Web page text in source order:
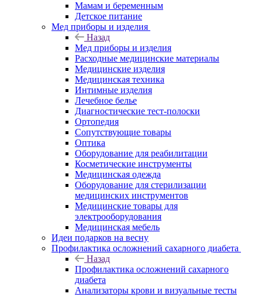
Мамам и беременным
Детское питание
Мед приборы и изделия
Назад
Мед приборы и изделия
Расходные медицинские материалы
Медицинские изделия
Медицинская техника
Интимные изделия
Лечебное белье
Диагностические тест-полоски
Ортопедия
Сопутствующие товары
Оптика
Оборудование для реабилитации
Косметические инструменты
Медицинская одежда
Оборудование для стерилизации
медицинских инструментов
Медицинские товары для
электрооборудования
Медицинская мебель
Идеи подарков на весну
Профилактика осложнений сахарного диабета
Назад
Профилактика осложнений сахарного
диабета
Анализаторы крови и визуальные тесты